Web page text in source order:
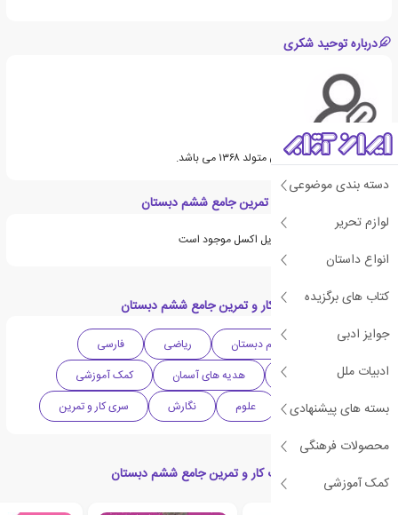
دسته بندی موضوعی
لوازم تحریر
انواع داستان
کتاب های برگزیده
جوایز ادبی
ادبیات ملل
بسته های پیشنهادی
محصولات فرهنگی
کمک آموزشی
درباره توحید شکری
توحید شکری مولف ایرانی متولد ۱۳۶۸ می باشد.
ویژگی های کتاب کار و تمرین جامع ششم دبستان
ویژگی های مورد نیاز در فایل اکسل موجود است
دسته بندی های کتاب کار و تمرین جامع ششم دبستان
دبستان ششم دبستان ریاضی
فارسی
مطالعات اجتماعی
هدیه های آسمان
کمک آموزشی
مجموعه دروس
علوم نگارش سری کار و تمرین
محصولات مرتبط با کتاب کار و تمرین جامع ششم دبستان